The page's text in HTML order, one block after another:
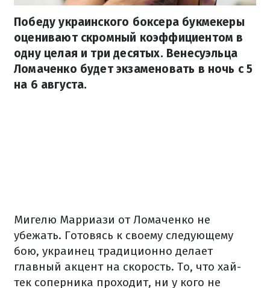
Победу украинского боксера букмекеры
оценивают скромный коэффициентом в
одну целая и три десятых. Венесуэльца
Ломаченко будет экзаменовать в ночь с 5
на 6 августа.
Мигелю Марриази от Ломаченко не
убежать. Готовясь к своему следующему
бою, украинец традиционно делает
главный акцент на скорость. То, что хай-
тек соперника проходит, ни у кого не